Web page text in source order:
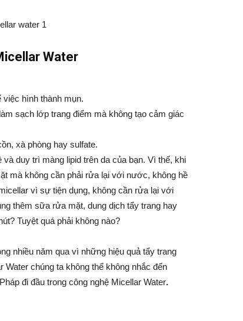
Water
hình thành mụn.
sạch lớp trang điểm mà không tạo cảm giác
xà phòng hay sulfate.
duy trì màng lipid trên da của bạn. Vì thế, khi
mà không cần phải rửa lại với nước, không hề
vì sự tiện dụng, không cần rửa lại với
thêm sữa rửa mặt, dung dịch tẩy trang hay
Tuyệt quá phải không nào?
nhiều năm qua vì những hiệu quả tẩy trang
chúng ta không thể không nhắc đến
đi đầu trong công nghệ Micellar Water.